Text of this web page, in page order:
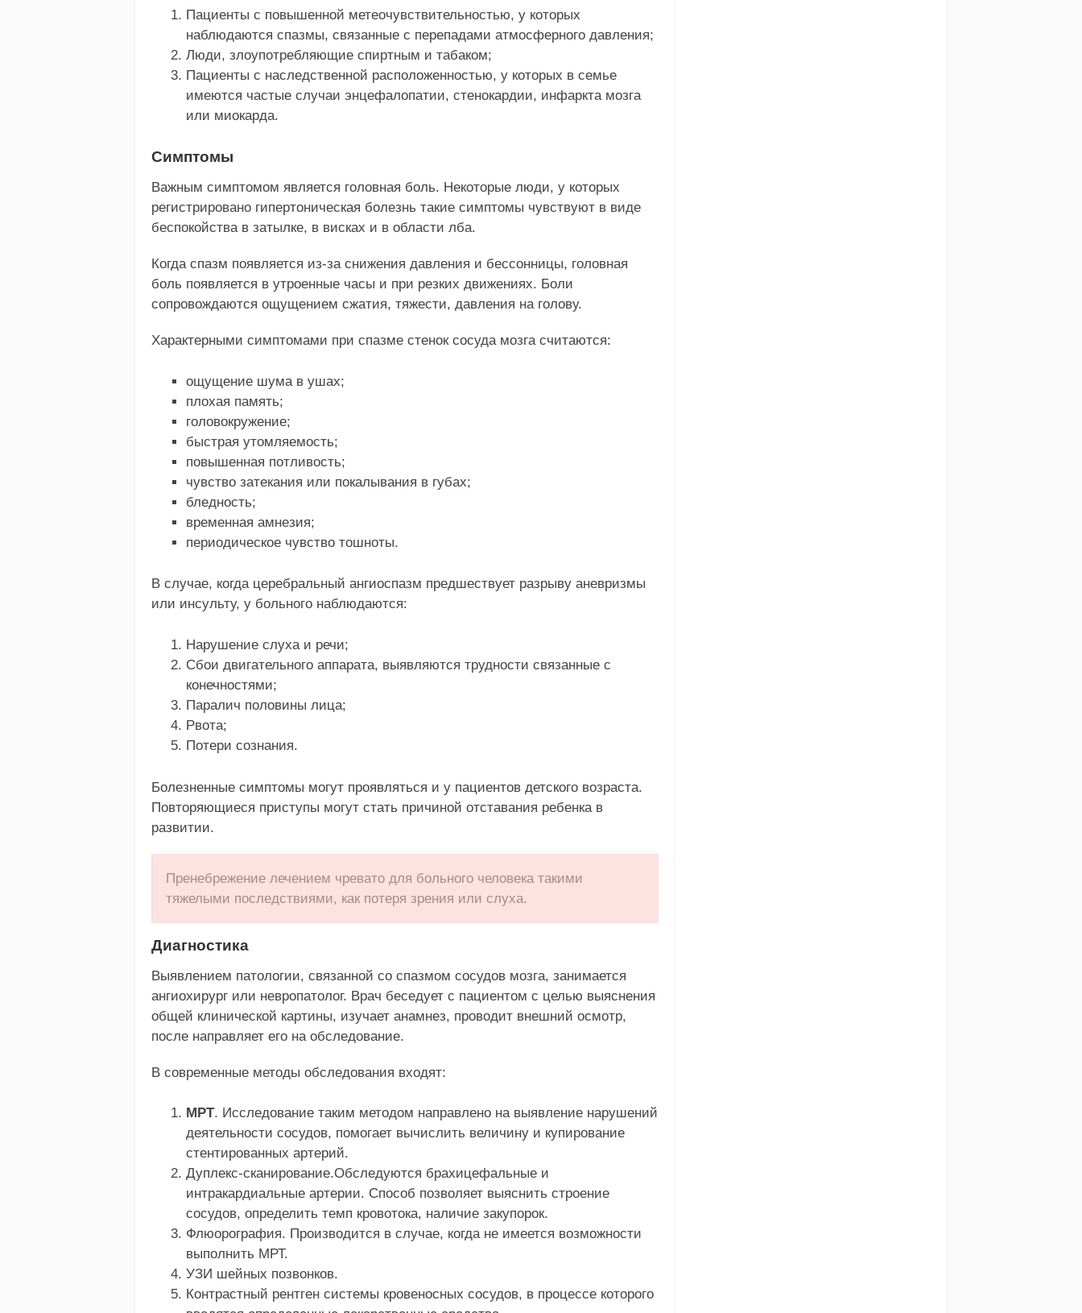
Пациенты с повышенной метеочувствительностью, у которых
наблюдаются спазмы, связанные с перепадами атмосферного давления;
Люди, злоупотребляющие спиртным и табаком;
Пациенты с наследственной расположенностью, у которых в семье
имеются частые случаи энцефалопатии, стенокардии, инфаркта мозга
или миокарда.
Симптомы
Важным симптомом является головная боль. Некоторые люди, у которых
регистрировано гипертоническая болезнь такие симптомы чувствуют в виде
беспокойства в затылке, в висках и в области лба.
Когда спазм появляется из-за снижения давления и бессонницы, головная
боль появляется в утроенные часы и при резких движениях. Боли
сопровождаются ощущением сжатия, тяжести, давления на голову.
Характерными симптомами при спазме стенок сосуда мозга считаются:
ощущение шума в ушах;
плохая память;
головокружение;
быстрая утомляемость;
повышенная потливость;
чувство затекания или покалывания в губах;
бледность;
временная амнезия;
периодическое чувство тошноты.
В случае, когда церебральный ангиоспазм предшествует разрыву аневризмы
или инсульту, у больного наблюдаются:
Нарушение слуха и речи;
Сбои двигательного аппарата, выявляются трудности связанные с
конечностями;
Паралич половины лица;
Рвота;
Потери сознания.
Болезненные симптомы могут проявляться и у пациентов детского возраста.
Повторяющиеся приступы могут стать причиной отставания ребенка в
развитии.
Пренебрежение лечением чревато для больного человека такими
тяжелыми последствиями, как потеря зрения или слуха.
Диагностика
Выявлением патологии, связанной со спазмом сосудов мозга, занимается
ангиохирург или невропатолог. Врач беседует с пациентом с целью выяснения
общей клинической картины, изучает анамнез, проводит внешний осмотр,
после направляет его на обследование.
В современные методы обследования входят:
МРТ. Исследование таким методом направлено на выявление нарушений
деятельности сосудов, помогает вычислить величину и купирование
стентированных артерий.
Дуплекс-сканирование.Обследуются брахицефальные и
интракардиальные артерии. Способ позволяет выяснить строение
сосудов, определить темп кровотока, наличие закупорок.
Флюорография. Производится в случае, когда не имеется возможности
выполнить МРТ.
УЗИ шейных позвонков.
Контрастный рентген системы кровеносных сосудов, в процессе которого